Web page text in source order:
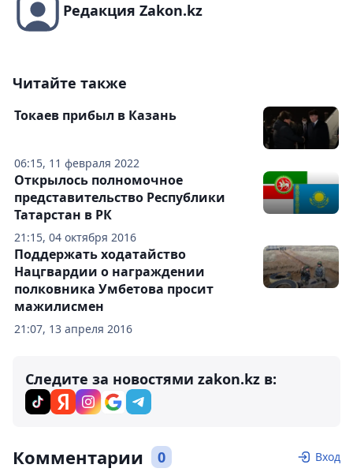
Редакция Zakon.kz
Читайте также
06:15, 11 февраля 2022
Токаев прибыл в Казань
21:15, 04 октября 2016
Открылось полномочное
представительство Республики
Татарстан в РК
21:07, 13 апреля 2016
Поддержать ходатайство
Нацгвардии о награждении
полковника Умбетова просит
мажилисмен
Следите за новостями zakon.kz в:
Комментарии 0 Вход